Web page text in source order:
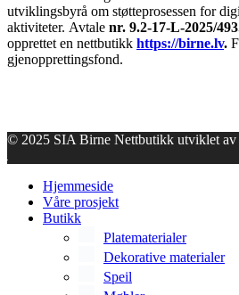
utviklingsbyrå om støtteprosessen for
aktiviteter. Avtale nr. 9.2-17-L-2025/
opprettet en nettbutikk https://birne.lv.
gjenopprettingsfond.
© 2025 SIA Birne Nettbutikk utviklet av
Hjemmeside
Våre prosjekt
Butikk
Platematerialer
Dekorative materialer
Speil